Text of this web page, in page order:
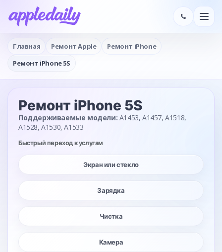
Главная Ремонт Apple
Ремонт iPhone
Ремонт iPhone 5S
Ремонт iPhone 5S
Поддерживаемые модели: A1453, A1457, A1518,
A1528, A1530, A1533
Быстрый переход к услугам
Экран или стекло
Зарядка
Чистка
Камера